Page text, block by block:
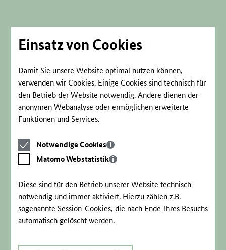
Einsatz von Cookies
Damit Sie unsere Website optimal nutzen können,
verwenden wir Cookies. Einige Cookies sind technisch für
den Betrieb der Website notwendig. Andere dienen der
anonymen Webanalyse oder ermöglichen erweiterte
Funktionen und Services.
Notwendige
Cookies
Notwendige Cookies
Matomo
Webstatistik
Matomo Webstatistik
Diese sind für den Betrieb unserer Website technisch
notwendig und immer aktiviert. Hierzu zählen z.B.
sogenannte Session-Cookies, die nach Ende Ihres Besuchs
automatisch gelöscht werden.